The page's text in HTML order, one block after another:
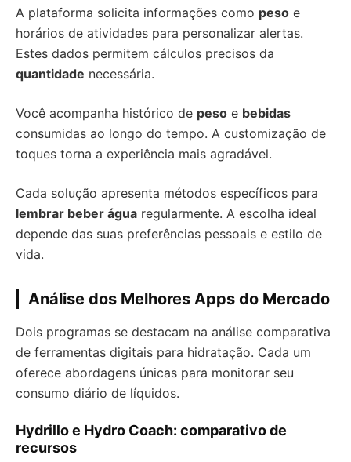
A plataforma solicita informações como peso e
horários de atividades para personalizar alertas.
Estes dados permitem cálculos precisos da
quantidade necessária.
Você acompanha histórico de peso e bebidas
consumidas ao longo do tempo. A customização de
toques torna a experiência mais agradável.
Cada solução apresenta métodos específicos para
lembrar beber água regularmente. A escolha ideal
depende das suas preferências pessoais e estilo de
vida.
Análise dos Melhores Apps do Mercado
Dois programas se destacam na análise comparativa
de ferramentas digitais para hidratação. Cada um
oferece abordagens únicas para monitorar seu
consumo diário de líquidos.
Hydrillo e Hydro Coach: comparativo de
recursos